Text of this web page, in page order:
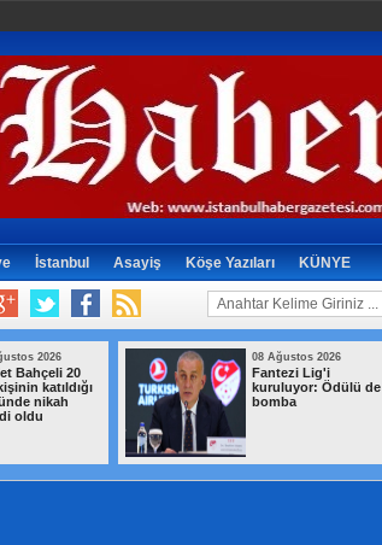
İstanbul Asayiş Köşe Yazıları KÜNYE
2026
Bahçeli 20
katıldığı
nikah
oldu
08 Ağustos 2026
Fantezi Lig'i
kuruluyor: Ödülü de
bomba